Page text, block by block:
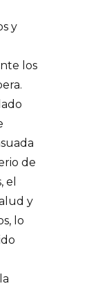
y
los
de
el
y
lo